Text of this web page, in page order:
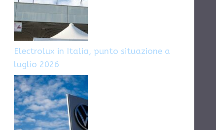
Electrolux in Italia, punto situazione a
luglio 2026